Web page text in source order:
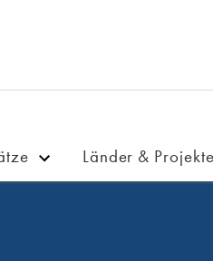
Länder & Projekte